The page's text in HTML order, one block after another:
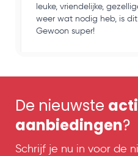
leuke, vriendelijke,
weer wat nodig heb, is
Gewoon super!
De nieuwste
aanbiedingen?
Schrijf je nu in voor de